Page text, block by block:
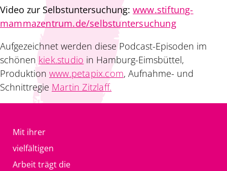
Video zur Selbstuntersuchung: www.stiftung-
mammazentrum.de/selbstuntersuchung
Aufgezeichnet werden diese Podcast-Episoden im
schönen kiek.studio in Hamburg-Eimsbüttel,
Produktion www.petapix.com, Aufnahme- und
Schnittregie Martin Zitzlaff.
Mit ihrer
vielfältigen
Arbeit trägt die